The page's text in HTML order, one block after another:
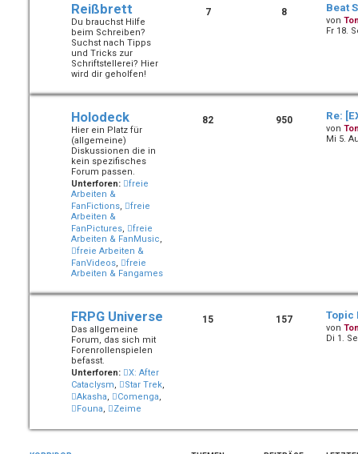
Reißbrett
Du brauchst Hilfe
beim Schreiben?
Suchst nach Tipps
und Tricks zur
Schriftstellerei? Hier
wird dir geholfen!
7 8 Beat
von
Fr 18.
Holodeck
Hier ein Platz für
(allgemeine)
Diskussionen die in
kein spezifisches
Forum passen.
Unterforen:
freie
Arbeiten &
FanFictions
freie
Arbeiten &
FanPictures
freie
Arbeiten & FanMusic
freie Arbeiten &
FanVideos
freie
Arbeiten & Fangames
82 950 Re:
von
Mi 5.
FRPG Universe
Das allgemeine
Forum, das sich mit
Forenrollenspielen
befasst.
Unterforen:
X: After
Cataclysm
Star Trek
Akasha
Comenga
Founa
Zeime
15 157 Topic
von
Di 1.